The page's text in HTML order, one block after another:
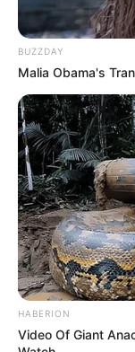
Bodnár István
történetekben
ismerték és
BUZZDAY
Malia Obama's
HABERION
Video Of Giant